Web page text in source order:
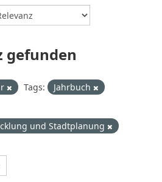
gefunden
Tags:
Jahrbuch
und Stadtplanung